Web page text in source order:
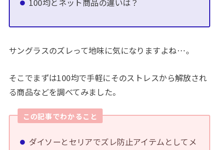
100均とネット商品の違いは？
サングラスのズレって地味に気になりますよね…。
そこでまずは100均で手軽にそのストレスから解放され
る商品などを調べてみました。
この記事でわかること
ダイソーとセリアでズレ防止アイテムとしてメ